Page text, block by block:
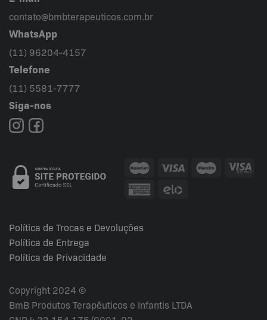
contato@bmbterapeuticos.com.br
WhatsApp
(11) 96204-4157
Telefone
(11) 5581-7777
Siga-nos
Política de Trocas e Devoluções
Política de Entrega
Política de Privacidade
Copyright 2024 ©
BmB Produtos Terapêuticos e Infantis LTDA